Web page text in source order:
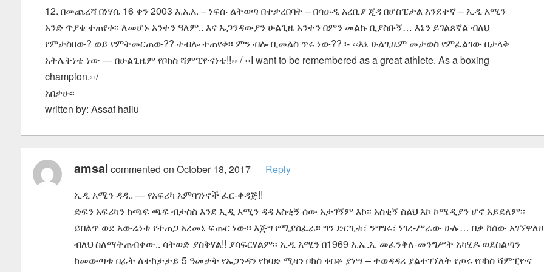
12. በመጨረሻ በነሃሴ 16 ቀን 2003 እ.አ.አ. – ነፍሱ ልትወጣ በተቃረበባት – በሳዑዲ አረቢያ ጂዳ በሆስፒታል እንደተኛ – ኢዲ አሚን
አንድ ጥያቄ ተጠየቀ፡፡ ለመሆኑ አንተን ዓለም.. እና ኡጋንዳውያን ሁልጊዜ አንተን በምን መልኩ ቢያስቡኝ… እኔን ይገልጸኛል ብለህ
የምታስበው? ወይ የምትመርጠው?? ተብሎ ተጠየቀ፡፡ ምን ብሎ ቢመልስ ጥሩ ነው?? ፡- ‹‹እኔ ሁልጊዜም መታወስ የምፈልገው በታላቅ
አትሌትነቴ ነው — በሁልጊዜም የቦክስ ሻምፒዮናነቴ!!›› / ‹‹I want to be remembered as a great athlete. As a boxing
champion.››/
አበቃሁ፡፡
written by: Assaf hailu
amsal commented on October 18, 2017
Reply
ኢዲ አሚን ዳዳ.. — የአፍሪካ አምባገነኖች ፈር-ቀዳጅ!!
ድፍን አፍሪካን ከጫፍ ጫፍ ብታስስ እንደ ኢዲ አሚን ዳዳ አስቂኝ ሰው አታገኝም እኮ፡፡ አስቂኝ ስልህ እኮ ኮሜዲያን ሆኖ አይደለም፡፡
ይበልጥ ወደ አውሬነቱ የተጠጋ አረመኔ ፍጡር ነው፡፡ እጅግ የሚያስፈራ፡፡ ግን ድርጊቱ፣ ንግግሩ፣ ነገረ-ሥራው ሁሉ… በቃ ከሰው
ብለህ ስለማትጠብቀው.. ሳትወድ ያስቅሃል!! ያሳፍርሃልም፡፡ ኢዲ አሚን በ1969 እ.ኤ.አ. መፈንቅለ-መንግሥት አካሂዶ ወደስልጣን
ከመውጣቱ በፊት ለተከታታይ 5 ዓመታት የኡጋንዳን የከባድ ሚዛን ቦክስ ቀበቶ ያነሣ – ተወዳዳሪ ያልተገኘለት የጦሩ የቦክስ ሻምፒዮና